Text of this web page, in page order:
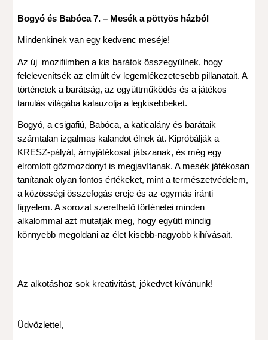
Bogyó és Babóca 7. – Mesék a pöttyös házból
Mindenkinek van egy kedvenc meséje!
Az új mozifilmben a kis barátok összegyűlnek, hogy
felelevenítsék az elmúlt év legemlékezetesebb pillanatait. A
történetek a barátság, az együttműködés és a játékos
tanulás világába kalauzolja a legkisebbeket.
Bogyó, a csigafiú, Babóca, a katicalány és barátaik
számtalan izgalmas kalandot élnek át. Kipróbálják a
KRESZ-pályát, árnyjátékosat játszanak, és még egy
elromlott gőzmozdonyt is megjavítanak. A mesék játékosan
tanítanak olyan fontos értékeket, mint a természetvédelem,
a közösségi összefogás ereje és az egymás iránti
figyelem. A sorozat szerethető történetei minden
alkalommal azt mutatják meg, hogy együtt mindig
könnyebb megoldani az élet kisebb-nagyobb kihívásait.
Az alkotáshoz sok kreativitást, jókedvet kívánunk!
Üdvözlettel,